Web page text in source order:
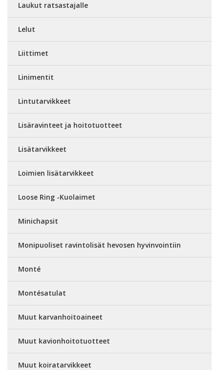
Laukut ratsastajalle
Lelut
Liittimet
Linimentit
Lintutarvikkeet
Lisäravinteet ja hoitotuotteet
Lisätarvikkeet
Loimien lisätarvikkeet
Loose Ring -Kuolaimet
Minichapsit
Monipuoliset ravintolisät hevosen hyvinvointiin
Monté
Montésatulat
Muut karvanhoitoaineet
Muut kavionhoitotuotteet
Muut koiratarvikkeet